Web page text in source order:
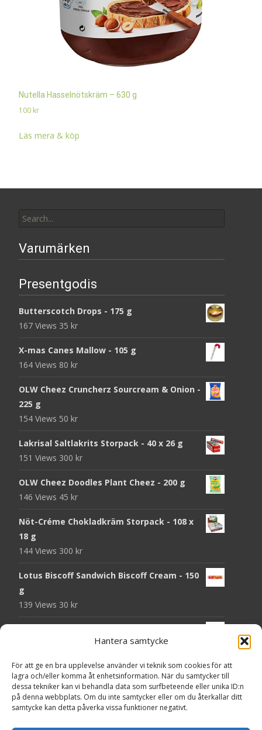
Hantera samtycke
För att ge en bra upplevelse använder vi teknik som cookies för att
lagra och/eller komma åt enhetsinformation. När du samtycker till
dessa tekniker kan vi behandla data som surfbeteende eller unika ID:n
på denna webbplats. Om du inte samtycker eller om du återkallar ditt
samtycke kan detta påverka vissa funktioner negativt.
Nutella Hasselnötskräm – 630 g
100 kr
Läs mera & köp
for:
Varumärken
Presentgodis
Butterscotch Drops - 175 g
167 Views 35 kr
X-mas Canes Mallow - 105 g
164 Views 80 kr
OLW Cheez Cruncherz Sourcream & Onion -
225 g
154 Views 50 kr
Lakrisal Saltlakrits Storpack - 40 x 26 g
151 Views 300 kr
OLW Cheez Doodles Plant Cheez - 200 g
146 Views 45 kr
Nöt-Créme Chokladkräm Storpack - 108 x
18 g
144 Views 300 kr
Lotus Biscoff Sandwich Biscoff Cream - 150
g
139 Views 30 kr
Pringles Hot Kickin' Sour Cream Chips - 160
g
136 Views50kr